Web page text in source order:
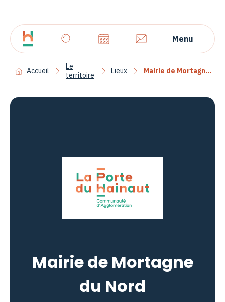
Menu
Accueil
Le
territoire
Lieux Mairie de Mortagne du Nord
Mairie de Mortagne
du Nord